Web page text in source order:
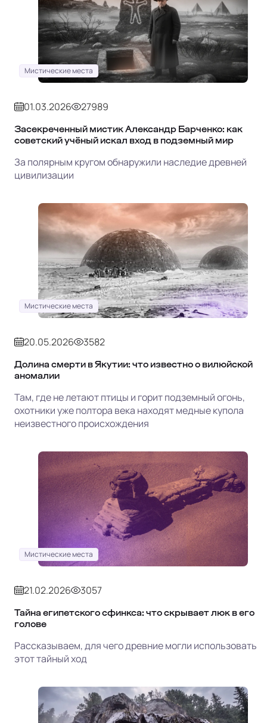
Мистические места
01.03.2026 27989
Засекреченный мистик Александр Барченко: как
советский учёный искал вход в подземный мир
За полярным кругом обнаружили наследие древней
цивилизации
Мистические места
20.05.2026 3582
Долина смерти в Якутии: что известно о вилюйской
аномалии
Там, где не летают птицы и горит подземный огонь,
охотники уже полтора века находят медные купола
неизвестного происхождения
Мистические места
21.02.2026 3057
Тайна египетского сфинкса: что скрывает люк в его
голове
Рассказываем, для чего древние могли использовать
этот тайный ход